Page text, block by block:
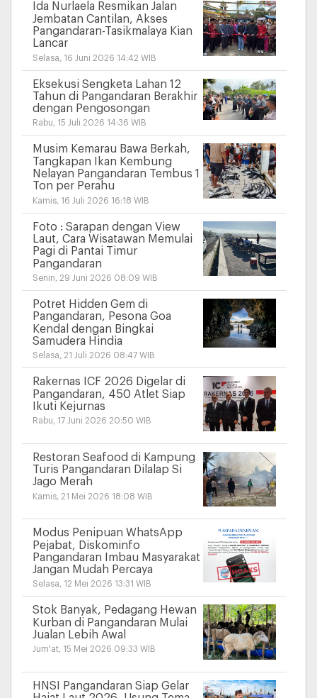
Ida Nurlaela Resmikan Jalan
Jembatan Cantilan, Akses
Pangandaran-Tasikmalaya Kian
Lancar
Selasa, 16 Juni 2026 14:42 WIB
Eksekusi Sengketa Lahan 12
Tahun di Pangandaran Berakhir
dengan Pengosongan
Rabu, 15 Juli 2026 14:36 WIB
Musim Kemarau Bawa Berkah,
Tangkapan Ikan Kembung
Nelayan Pangandaran Tembus 1
Ton per Perahu
Kamis, 16 Juli 2026 16:18 WIB
Foto : Sarapan dengan View
Laut, Cara Wisatawan Memulai
Pagi di Pantai Timur
Pangandaran
Senin, 29 Juni 2026 08:09 WIB
Potret Hidden Gem di
Pangandaran, Pesona Goa
Kendal dengan Bingkai
Samudera Hindia
Selasa, 21 Juli 2026 08:47 WIB
Rakernas ICF 2026 Digelar di
Pangandaran, 450 Atlet Siap
Ikuti Kejurnas
Rabu, 17 Juni 2026 20:50 WIB
Restoran Seafood di Kampung
Turis Pangandaran Dilalap Si
Jago Merah
Kamis, 21 Mei 2026 18:08 WIB
Modus Penipuan WhatsApp
Pejabat, Diskominfo
Pangandaran Imbau Masyarakat
Jangan Mudah Percaya
Selasa, 12 Mei 2026 13:31 WIB
Stok Banyak, Pedagang Hewan
Kurban di Pangandaran Mulai
Jualan Lebih Awal
Jum'at, 15 Mei 2026 09:33 WIB
HNSI Pangandaran Siap Gelar